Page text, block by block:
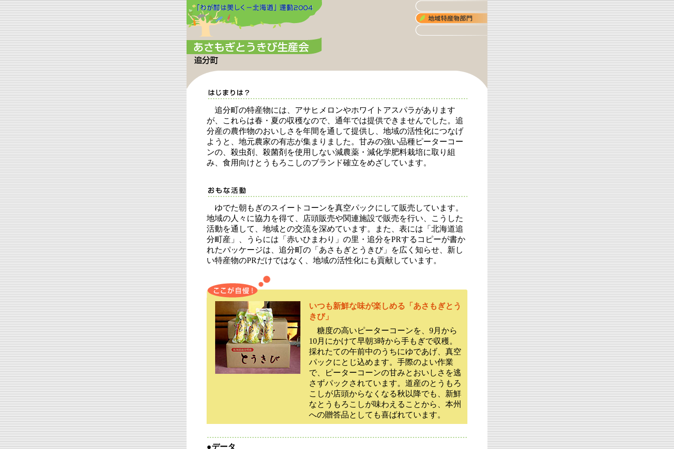
追分町の特産物には、アサヒメロンやホワイトアスパラがあります
が、これらは春・夏の収穫なので、通年では提供できませんでした。追
分産の農作物のおいしさを年間を通して提供し、地域の活性化につなげ
ようと、地元農家の有志が集まりました。甘みの強い品種ピーターコー
ンの、殺虫剤、殺菌剤を使用しない減農薬・減化学肥料栽培に取り組
み、食用向けとうもろこしのブランド確立をめざしています。
ゆでた朝もぎのスイートコーンを真空パックにして販売しています。
地域の人々に協力を得て、店頭販売や関連施設で販売を行い、こうした
活動を通して、地域との交流を深めています。また、表には「北海道追
分町産」、うらには「赤いひまわり」の里・追分をPRするコピーが書か
れたパッケージは、追分町の「あさもぎとうきび」を広く知らせ、新し
い特産物のPRだけではなく、地域の活性化にも貢献しています。
いつも新鮮な味が楽しめる「あさもぎとう
きび」
糖度の高いピーターコーンを、9月から
10月にかけて早朝3時から手もぎで収穫。
採れたての午前中のうちにゆであげ、真空
パックにとじ込めます。手際のよい作業
で、ピーターコーンの甘みとおいしさを逃
さずパックされています。道産のとうもろ
こしが店頭からなくなる秋以降でも、新鮮
なとうもろこしが味わえることから、本州
への贈答品としても喜ばれています。
●データ